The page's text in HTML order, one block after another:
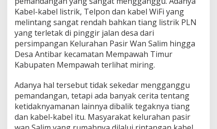
Kabel-kabel listrik, Telpon dan kabel WiFi yang
melintang sangat rendah bahkan tiang listrik PLN
yang terletak di pinggir jalan desa dari
persimpangan Kelurahan Pasir Wan Salim hingga
Desa Antibar kecamatan Mempawah Timur
Kabupaten Mempawah terlihat miring.
Adanya hal tersebut tidak sekedar mengganggu
pemandangan, tetapi ada banyak cerita tentang
ketidaknyamanan lainnya dibalik tegaknya tiang
dan kabel-kabel itu. Masyarakat kelurahan pasir